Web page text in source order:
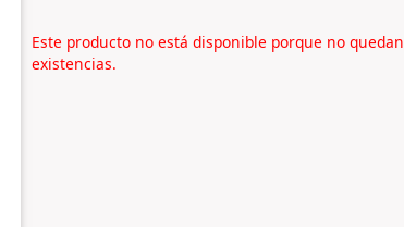
Este producto no está disponible porque no quedan
existencias.